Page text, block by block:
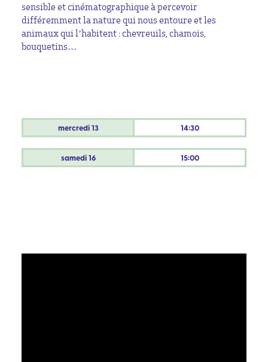
sensible et cinématographique à percevoir
différemment la nature qui nous entoure et les
animaux qui l’habitent : chevreuils, chamois,
bouquetins…
mercredi13 14:30
samedi16 15:00